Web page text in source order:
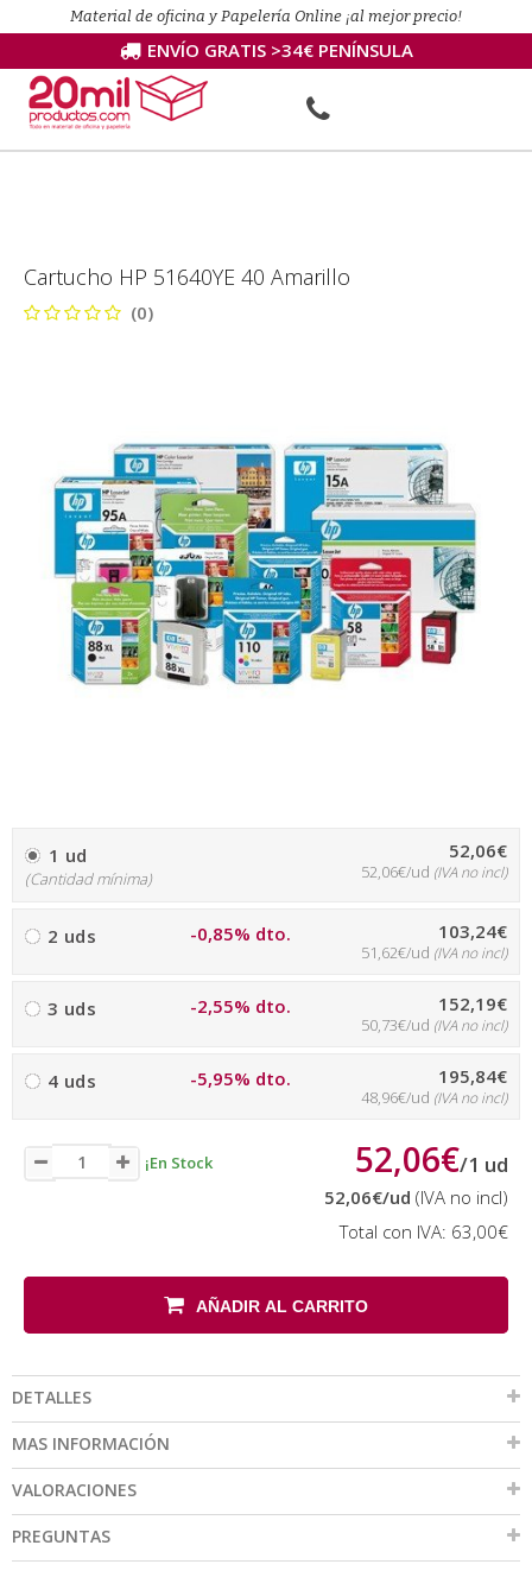
Material de oficina y Papelería Online ¡al mejor precio!
ENVÍO GRATIS >34€ PENÍNSULA
Cartucho HP 51640YE 40 Amarillo
(0)
1 ud
(Cantidad mínima)
52,06€
52,06€/ud (IVA no incl)
2 uds -0,85% dto. 103,24€
51,62€/ud (IVA no incl)
3 uds -2,55% dto. 152,19€
50,73€/ud (IVA no incl)
4 uds -5,95% dto. 195,84€
48,96€/ud (IVA no incl)
¡En Stock 52,06€/1 ud
52,06€/ud (IVA no incl)
Total con IVA: 63,00€
AÑADIR AL CARRITO
DETALLES
MAS INFORMACIÓN
VALORACIONES
PREGUNTAS